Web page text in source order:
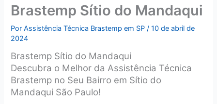
Brastemp Sítio do Mandaqui
PorAssistência Técnica Brastemp em SP /10 de abril de
2024
Brastemp Sítio do Mandaqui
Descubra o Melhor da Assistência Técnica
Brastemp no Seu Bairro em Sítio do
Mandaqui São Paulo!